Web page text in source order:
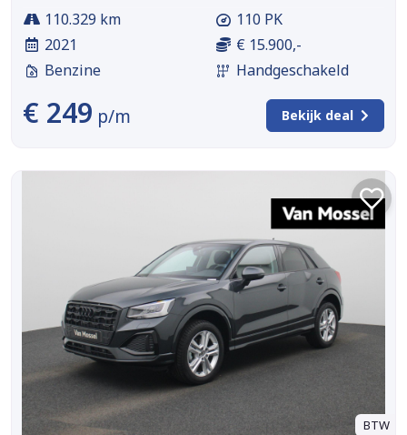
110.329 km
2021
Benzine
110 PK
€ 15.900,-
Handgeschakeld
€ 249 p/m Bekijk deal
BTW